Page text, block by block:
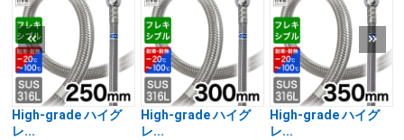
High-grade ハイグ
レ...
High-grade ハイグ
レ...
High-grade ハイグ
レ...